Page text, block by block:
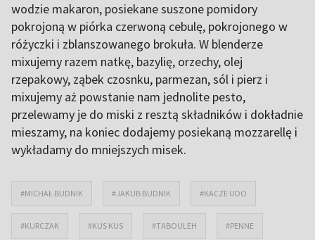
wodzie makaron, posiekane suszone pomidory
pokrojoną w piórka czerwoną cebulę, pokrojonego w
różyczki i zblanszowanego brokuła. W blenderze
mixujemy razem natkę, bazylię, orzechy, olej
rzepakowy, ząbek czosnku, parmezan, sól i pierz i
mixujemy aż powstanie nam jednolite pesto,
przelewamy je do miski z resztą składników i dokładnie
mieszamy, na koniec dodajemy posiekaną mozzarellę i
wykładamy do mniejszych misek.
#MICHAŁ BUDNIK #JAKUB BUDNIK #KACZE UDO
#KURCZAK #KUS KUS #TABOULEH #PENNE